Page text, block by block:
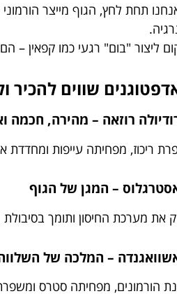
תחת לחץ, הגוף מייצר
ליצור "בום" רגעי כמו קפאין –
ריכוז, מפחיתה עייפות
את מערכת החיסון ותומך
הורמונים, מפחיתה סטרס